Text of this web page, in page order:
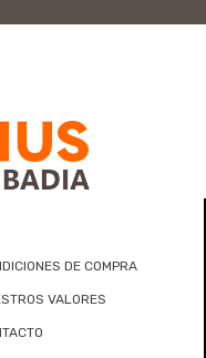
DE COMPRA
VALORES